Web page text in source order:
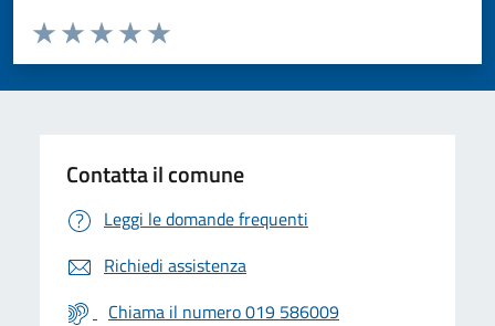
Valuta da 1 a 5 stelle la pagina
Valuta 5 stelle su 5
Valuta 4 stelle su 5
Valuta 3 stelle su 5
Valuta 2 stelle su 5
Valuta 1 stelle su 5
Contatta il comune
Leggi le domande frequenti
Richiedi assistenza
Chiama il numero 019 586009